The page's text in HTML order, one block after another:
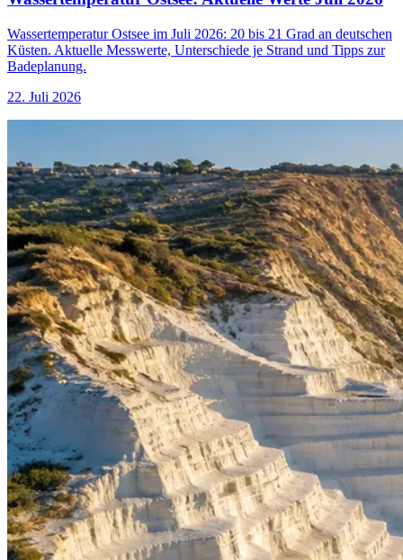
Wassertemperatur Ostsee im Juli 2026: 20 bis 21 Grad an deutschen
Küsten. Aktuelle Messwerte, Unterschiede je Strand und Tipps zur
Badeplanung.
22. Juli 2026